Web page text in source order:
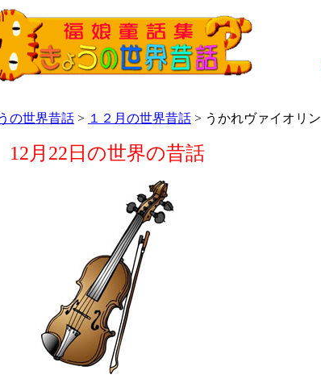
の世界昔話 > １２月の世界昔話 > うかれヴァイオリン
12月22日の世界の昔話